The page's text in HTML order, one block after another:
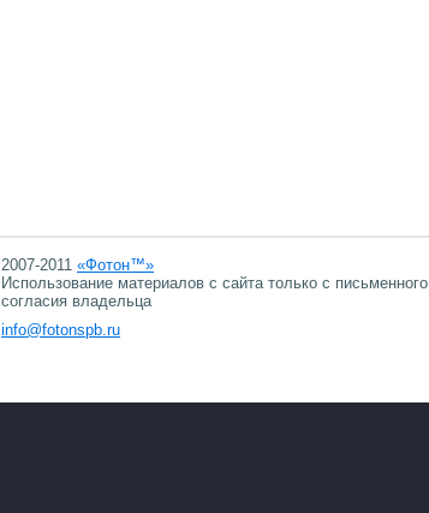
2007-2011 «Фотон™»
Использование материалов с сайта только с письменного
согласия владельца
info@fotonspb.ru